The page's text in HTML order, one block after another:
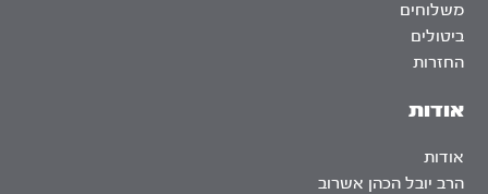
אודות
אודות
הרב יובל הכהן אשרוב
משלוחים
ביטולים
החזרות